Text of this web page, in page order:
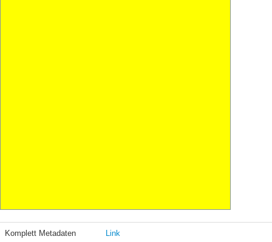
Komplett Metadaten Link